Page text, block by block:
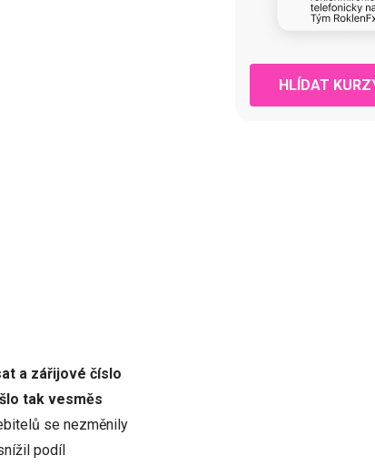
a zářijové číslo
tak vesměs
se nezměnily
podíl
HLÍDAT